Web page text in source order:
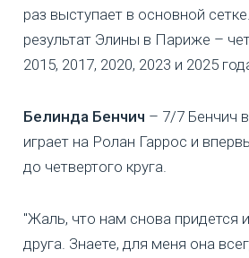
раз выступает в основной
результат Элины в Париже –
2015, 2017, 2020, 2023 и 2025
Белинда Бенчич – 7/7 Бенчич
играет на Ролан Гаррос и
до четвертого круга.
"Жаль, что нам снова придется
друга. Знаете, для меня она